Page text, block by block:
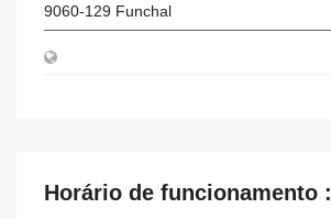
9060-129 Funchal
Horário de funcionamento :